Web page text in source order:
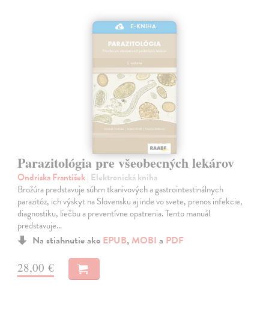
E-KNIHA
Parazitológia pre všeobecných lekárov
Ondriska František| Elektronická kniha
Brožúra predstavuje súhrn tkanivových a gastrointestinálnych
parazitóz, ich výskyt na Slovensku aj inde vo svete, prenos infekcie,
diagnostiku, liečbu a preventívne opatrenia. Tento manuál
predstavuje…
Na stiahnutie ako EPUB, MOBI a PDF
28,00 €